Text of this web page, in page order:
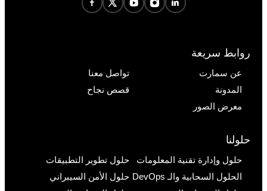
روابط سريعة
عن سمارت
تواصل معنا
المدونة
قصص نجاح
معرض الصور
حلولنا
حلول وإدارة تقنية المعلومات
حلول تطوير التطبيقات
الحلول السحابية والـ DevOps
حلول الأمن السيبراني